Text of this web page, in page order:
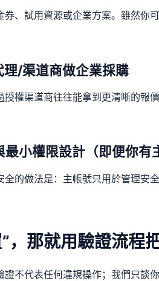
、試用資源或企業方案。雖然你
理/渠道商做企業採購
權渠道商往往能拿到更清晰的報
小權限設計（即便你有
的做法是：主帳號只用於管理安
，那就用驗證流程
不代表任何違規操作；我們只談